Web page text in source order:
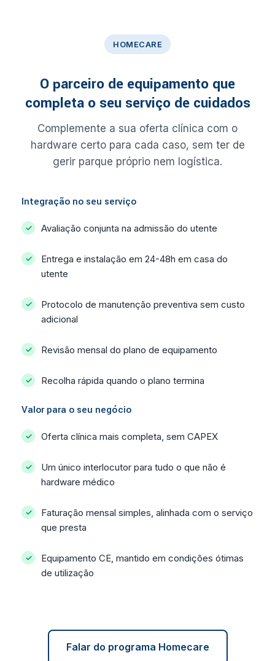
HOMECARE
O parceiro de equipamento que
completa o seu serviço de cuidados
Complemente a sua oferta clínica com o
hardware certo para cada caso, sem ter de
gerir parque próprio nem logística.
Integração no seu serviço
Avaliação conjunta na admissão do utente
Entrega e instalação em 24-48h em casa do
utente
Protocolo de manutenção preventiva sem custo
adicional
Revisão mensal do plano de equipamento
Recolha rápida quando o plano termina
Valor para o seu negócio
Oferta clínica mais completa, sem CAPEX
Um único interlocutor para tudo o que não é
hardware médico
Faturação mensal simples, alinhada com o serviço
que presta
Equipamento CE, mantido em condições ótimas
de utilização
Falar do programa Homecare